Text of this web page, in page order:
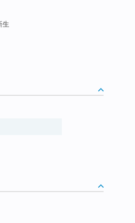
生